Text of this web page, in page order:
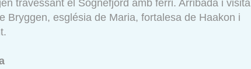
travessant el Sognefjord amb ferri. Arribada i visita
Bryggen, església de Maria, fortalesa de Haakon i